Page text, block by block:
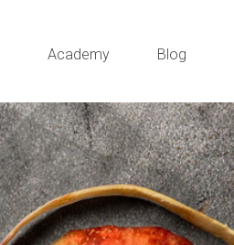
Academy Blog